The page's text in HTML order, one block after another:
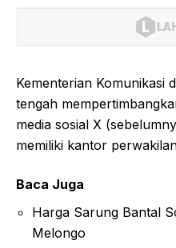
Kementerian Komunikasi
tengah
media sosial X
memiliki kantor
Baca Juga
Harga Sarung Bantal
Melongo